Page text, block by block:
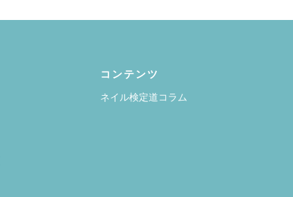
コンテンツ
ネイル検定道コラム